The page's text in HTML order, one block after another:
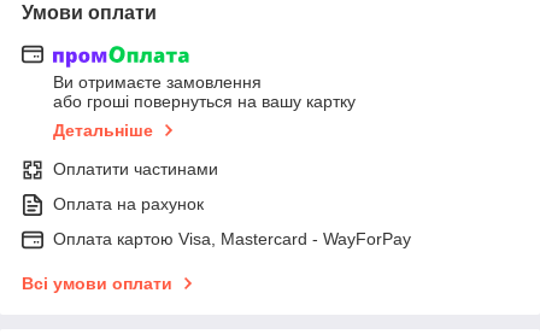
Умови оплати
Ви отримаєте замовлення
або гроші повернуться на вашу картку
Детальніше
Оплатити частинами
Оплата на рахунок
Оплата картою Visa, Mastercard - WayForPay
Всі умови оплати